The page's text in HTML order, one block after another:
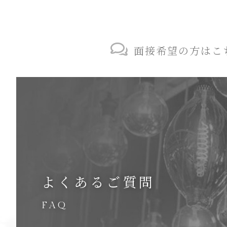
面接希望の方はこ
よくあるご質問
FAQ